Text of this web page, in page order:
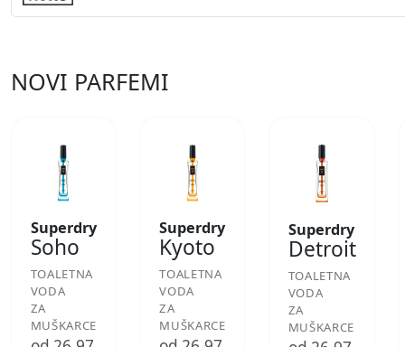
NOVI PARFEMI
Superdry
Soho
TOALETNA
VODA
ZA
MUŠKARCE
Superdry
Kyoto
TOALETNA
VODA
ZA
MUŠKARCE
Superdry
Detroit
TOALETNA
VODA
ZA
MUŠKARCE